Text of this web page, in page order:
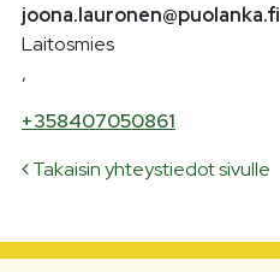
joona.lauronen@puolanka.fi
Laitosmies
,
+358407050861
Takaisin yhteystiedot sivulle